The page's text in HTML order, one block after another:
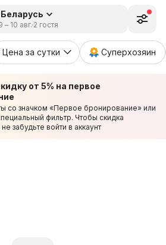
Беларусь
– 10 авг.2 гостя
Цена за сутки Суперхозяин
от 5% на первое
со значком «Первое бронирование» или
фильтр. Чтобы скидка
забудьте войти в аккаунт